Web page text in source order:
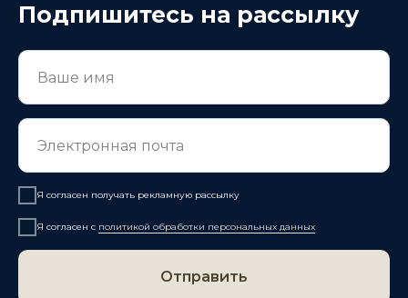
Подпишитесь на рассылку
Я согласен получать рекламную рассылку
Я согласен с политикой обработки персональных данных
Отправить